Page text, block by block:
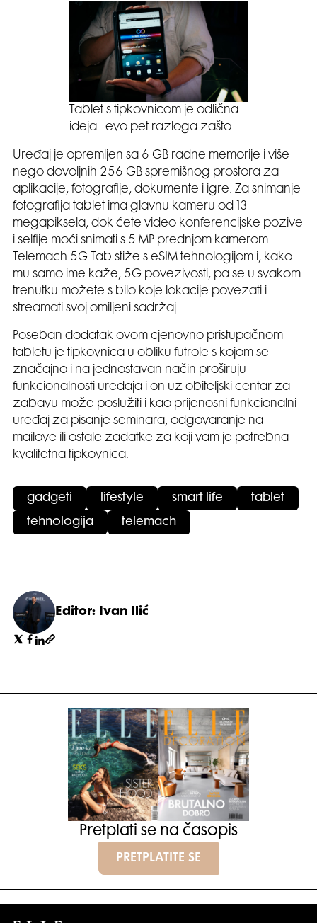
Tablet s tipkovnicom je odlična
ideja - evo pet razloga zašto
Uređaj je opremljen sa 6 GB radne memorije i više
nego dovoljnih 256 GB spremišnog prostora za
aplikacije, fotografije, dokumente i igre. Za snimanje
fotografija tablet ima glavnu kameru od 13
megapiksela, dok ćete video konferencijske pozive
i selfije moći snimati s 5 MP prednjom kamerom.
Telemach 5G Tab stiže s eSIM tehnologijom i, kako
mu samo ime kaže, 5G povezivosti, pa se u svakom
trenutku možete s bilo koje lokacije povezati i
streamati svoj omiljeni sadržaj.
Poseban dodatak ovom cjenovno pristupačnom
tabletu je tipkovnica u obliku futrole s kojom se
značajno i na jednostavan način proširuju
funkcionalnosti uređaja i on uz obiteljski centar za
zabavu može poslužiti i kao prijenosni funkcionalni
uređaj za pisanje seminara, odgovaranje na
mailove ili ostale zadatke za koji vam je potrebna
kvalitetna tipkovnica.
gadgeti lifestyle smart life tablet
tehnologija telemach
Editor: Ivan Ilić
Pretplati se na časopis
PRETPLATITE SE